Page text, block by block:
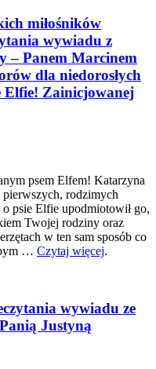
miłośników
wywiadu z
– Panem Marcinem
dla niedorosłych
Elfie! Zainicjowanej
psem Elfem! Katarzyna
rodzimych
psie Elfie upodmiotowił go,
Twojej rodziny oraz
w ten sam sposób co
… Czytaj więcej.
wywiadu ze
Justyną